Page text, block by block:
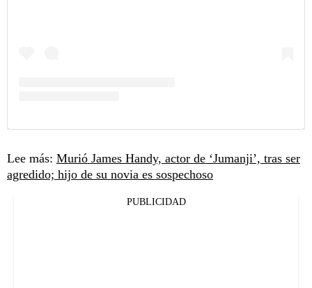
Lee más: Murió James Handy, actor de ‘Jumanji’, tras ser
agredido; hijo de su novia es sospechoso
PUBLICIDAD